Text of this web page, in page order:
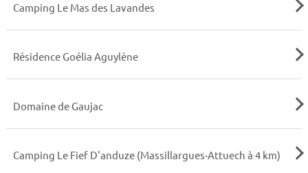
Camping Le Mas des Lavandes
Résidence Goélia Aguylène
Domaine de Gaujac
Camping Le Fief D'anduze (Massillargues-Attuech à 4 km)